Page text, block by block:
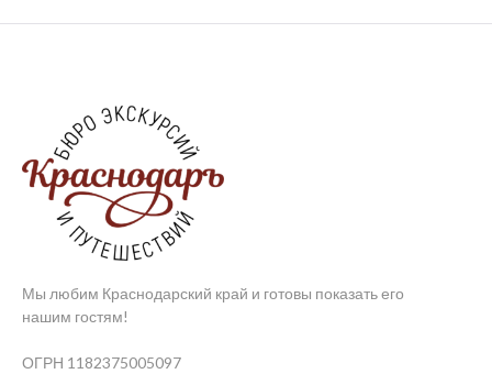
Мы любим Краснодарский край и готовы показать его
нашим гостям!
ОГРН 1182375005097